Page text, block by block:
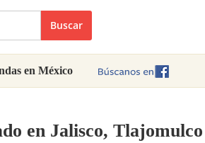
Buscar
en México
en Jalisco,